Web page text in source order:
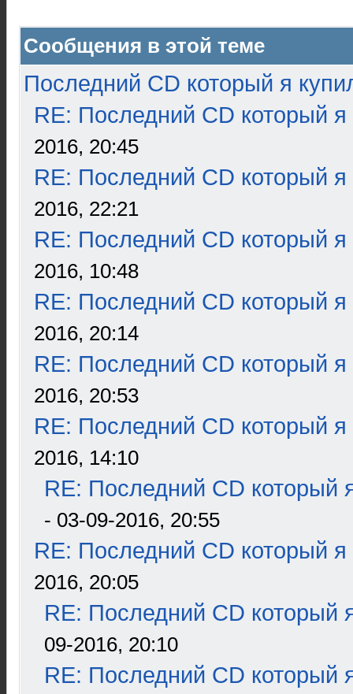
Сообщения в этой теме
Последний CD который я
RE: Последний CD который я
2016, 20:45
RE: Последний CD который я
2016, 22:21
RE: Последний CD который я
2016, 10:48
RE: Последний CD который я
2016, 20:14
RE: Последний CD который я
2016, 20:53
RE: Последний CD который я
2016, 14:10
RE: Последний CD который
- 03-09-2016, 20:55
RE: Последний CD который я
2016, 20:05
RE: Последний CD который
09-2016, 20:10
RE: Последний CD который